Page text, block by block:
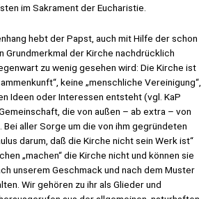
im Sakrament der Eucharistie.
hebt der Papst, auch mit Hilfe der schon
Grundmerkmal der Kirche nachdrücklich
zu wenig gesehen wird: Die Kirche ist
keine „menschliche Vereinigung“,
Ideen oder Interessen entsteht (vgl. KaP
die von außen – ab extra – von
aller Sorge um die von ihm gegründeten
darum, daß die Kirche nicht sein Werk ist“
„machen“ die Kirche nicht und können sie
unserem Geschmack und nach dem Muster
Wir gehören zu ihr als Glieder und